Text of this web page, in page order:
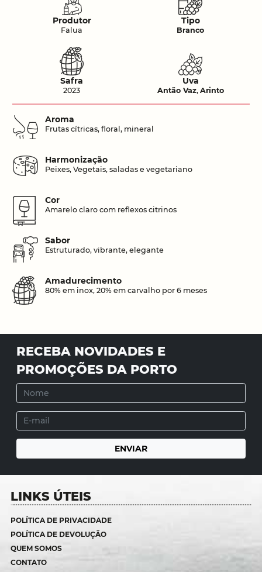
Produtor
Falua
Tipo
Branco
Safra
2023
Uva
Antão Vaz, Arinto
Aroma
Frutas cítricas, floral, mineral
Harmonização
Peixes, Vegetais, saladas e vegetariano
Cor
Amarelo claro com reflexos citrinos
Sabor
Estruturado, vibrante, elegante
Amadurecimento
80% em inox, 20% em carvalho por 6 meses
RECEBA NOVIDADES E
PROMOÇÕES DA PORTO
LINKS ÚTEIS
POLÍTICA DE PRIVACIDADE
POLÍTICA DE DEVOLUÇÃO
QUEM SOMOS
CONTATO